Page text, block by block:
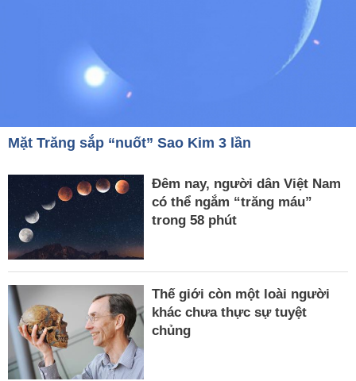
Mặt Trăng sắp “nuốt” Sao Kim 3 lần
Đêm nay, người dân Việt Nam
có thể ngắm “trăng máu”
trong 58 phút
Thế giới còn một loài người
khác chưa thực sự tuyệt
chủng